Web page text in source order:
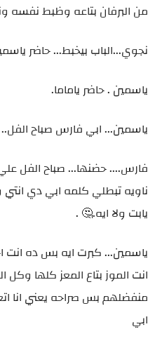
من البرفان بتاعه وظبط نفسه
نجوي...الباب بيخبط... حاضر
ياسمين . حاضر ياماما.
ياسمين... ابي فارس صباح الفل..
فارس.... حضنها... صباح الفل
ناويه تبطلي كلمه ابي دي انتي
يابت ولا ايه.🤔 .
ياسمين... كبرت ايه بس ده انت
انت الموز بتاع المعز كلها وكل
منفضلهم بس صراحه يعني انا
ابي